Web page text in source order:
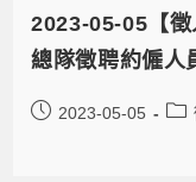
2023-05-05【
總隊徵聘約僱人
2023-05-05